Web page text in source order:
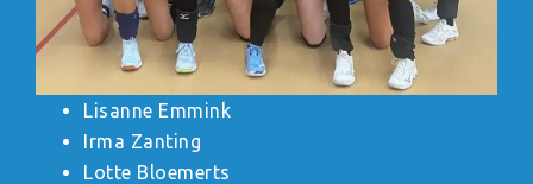
Lisanne Emmink
Irma Zanting
Lotte Bloemerts